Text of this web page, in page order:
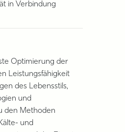
in Verbindung
Optimierung der
Leistungsfähigkeit
des Lebensstils,
und
den Methoden
und